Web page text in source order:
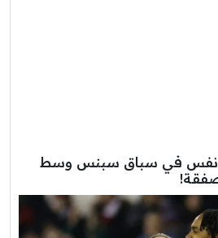
نفس في سباق سبنس وسط